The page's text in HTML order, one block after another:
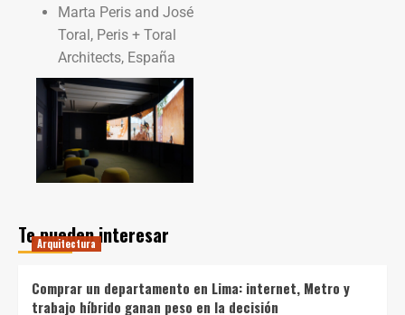
Marta Peris and José
Toral, Peris + Toral
Architects, España
Te pueden interesar
Arquitectura
Comprar un departamento en Lima: internet, Metro y
trabajo híbrido ganan peso en la decisión